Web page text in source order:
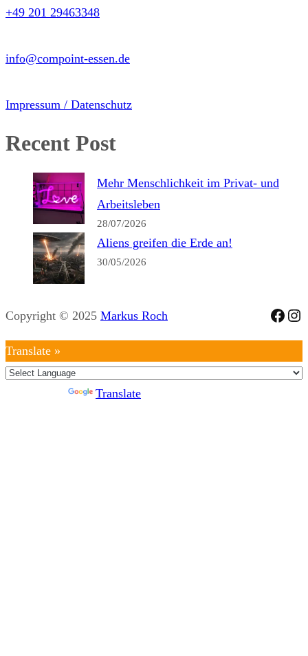
+49 201 29463348
info@compoint-essen.de
Impressum / Datenschutz
Recent Post
Mehr Menschlichkeit im Privat- und
Arbeitsleben
28/07/2026
Aliens greifen die Erde an!
30/05/2026
Copyright © 2025 Markus Roch
Translate »
Translate